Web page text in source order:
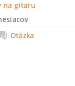
na gitaru
Otázka